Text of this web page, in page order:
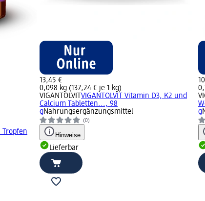
Tropfen
13,45 €
0,098 kg (137,24 € je 1 kg)
VIGANTOLVITVIGANTOLVIT Vitamin D3, K2 und
Calcium Tabletten..., 98
gNahrungsergänzungsmittel
(0)
Hinweise
Lieferbar
g